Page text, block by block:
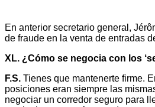
En anterior secretario general,
de fraude en la venta de entradas
XL. ¿Cómo se negocia con los
F.S. Tienes que mantenerte firme.
posiciones eran siempre las
negociar un corredor seguro para